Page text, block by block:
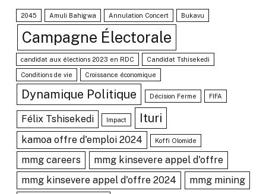
2045 Amuli Bahigwa Annulation Concert Bukavu
Campagne Électorale
candidat aux élections 2023 en RDC Candidat Tshisekedi
Conditions de vie Croissance économique
Dynamique Politique Décision Ferme FIFA
Félix Tshisekedi Impact Ituri
kamoa offre d'emploi 2024 Koffi Olomide
mmg careers
mmg kinsevere appel d'offre
mmg kinsevere appel d'offre 2024
mmg mining